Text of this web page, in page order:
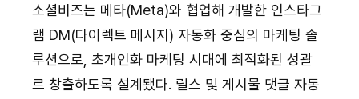
소셜비즈는 메타(Meta)와 협업해 개발한 인스타그
램 DM(다이렉트 메시지) 자동화 중심의 마케팅 솔
루션으로, 초개인화 마케팅 시대에 최적화된 성괄
르 창출하도록 설계됐다. 릴스 및 게시물 댓글 자동